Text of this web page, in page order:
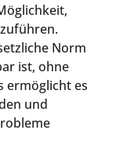
Norm
ist, ohne
ermöglicht es
und